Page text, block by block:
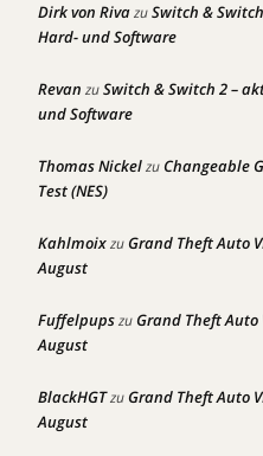
Dirk von RivazuSwitch &
Hard- und Software
Revan zuSwitch & Switch 2 –
und Software
Thomas NickelzuChangeable
Test (NES)
KahlmoixzuGrand Theft Auto
August
FuffelpupszuGrand Theft Auto
August
BlackHGTzuGrand Theft Auto
August